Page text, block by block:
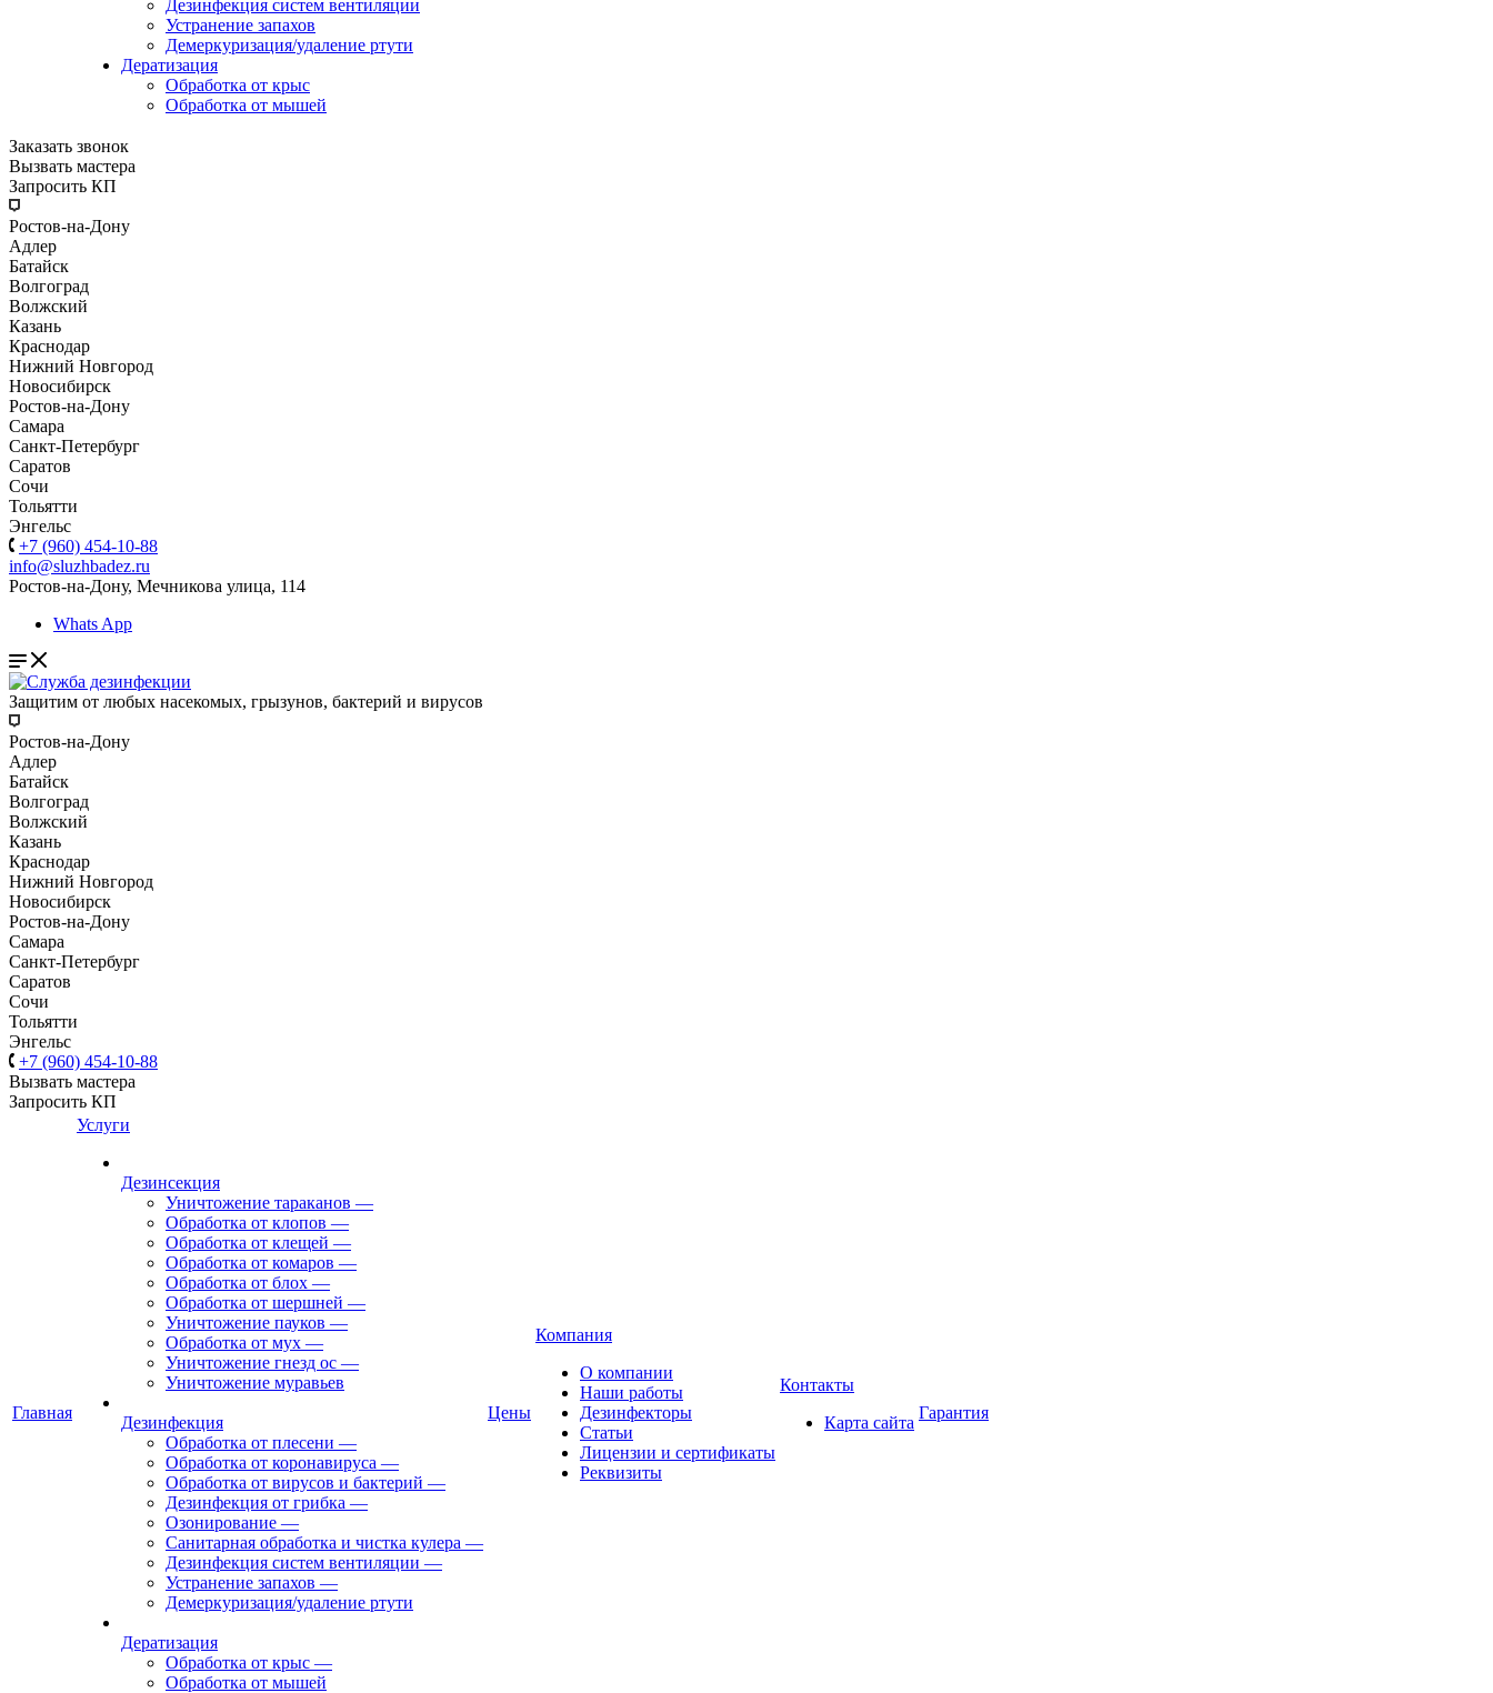
Дезинфекция систем вентиляции
Устранение запахов
Демеркуризация/удаление ртути
Дератизация
Обработка от крыс
Обработка от мышей
Заказать звонок
Вызвать мастера
Запросить КП
Ростов-на-Дону
Адлер
Батайск
Волгоград
Волжский
Казань
Краснодар
Нижний Новгород
Новосибирск
Ростов-на-Дону
Самара
Санкт-Петербург
Саратов
Сочи
Тольятти
Энгельс
+7 (960) 454-10-88
info@sluzhbadez.ru
Ростов-на-Дону, Мечникова улица, 114
Whats App
Защитим от любых насекомых, грызунов, бактерий и вирусов
Ростов-на-Дону
Адлер
Батайск
Волгоград
Волжский
Казань
Краснодар
Нижний Новгород
Новосибирск
Ростов-на-Дону
Самара
Санкт-Петербург
Саратов
Сочи
Тольятти
Энгельс
+7 (960) 454-10-88
Вызвать мастера
Запросить КП
Главная
Услуги
Дезинсекция
Уничтожение тараканов —
Обработка от клопов —
Обработка от клещей —
Обработка от комаров —
Обработка от блох —
Обработка от шершней —
Уничтожение пауков —
Обработка от мух —
Уничтожение гнезд ос —
Уничтожение муравьев
Дезинфекция
Обработка от плесени —
Обработка от коронавируса —
Обработка от вирусов и бактерий —
Дезинфекция от грибка —
Озонирование —
Санитарная обработка и чистка кулера —
Дезинфекция систем вентиляции —
Устранение запахов —
Демеркуризация/удаление ртути
Дератизация
Обработка от крыс —
Обработка от мышей
Цены
Компания
О компании
Наши работы
Дезинфекторы
Статьи
Лицензии и сертификаты
Реквизиты
Контакты
Карта сайта
Гарантия